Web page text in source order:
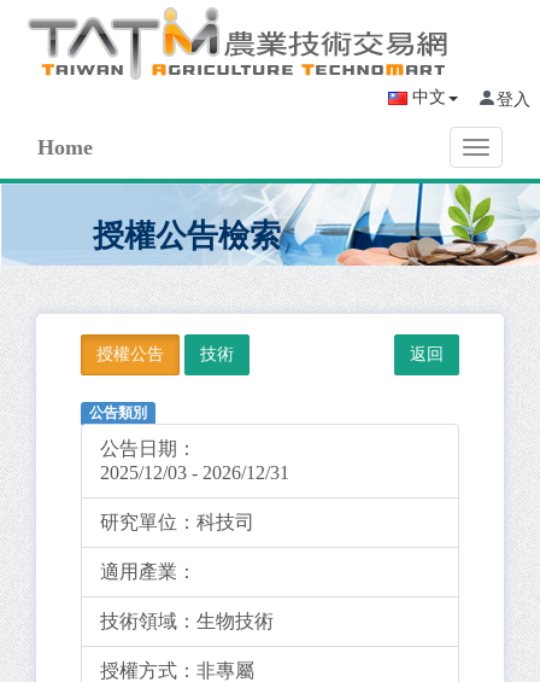
中文 登入
Toggle
Home
授權公告檢索
授權公告 技術
公告類別
公告日期：
2025/12/03 - 2026/12/31
研究單位： 科技司
適用產業：
技術領域： 生物技術
授權方式： 非專屬